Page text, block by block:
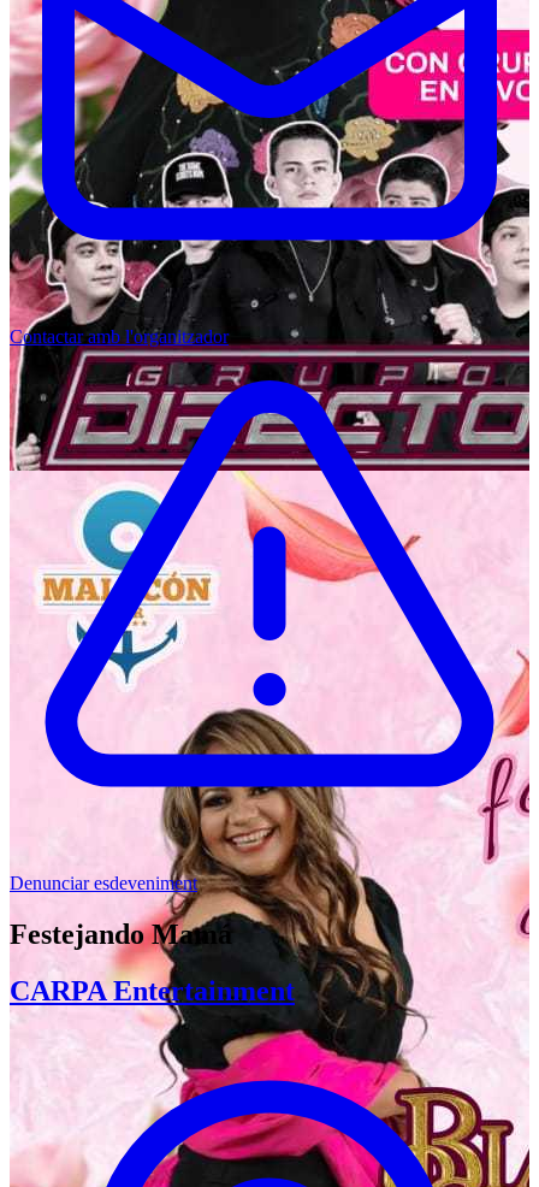
Contactar amb l'organitzador
Denunciar esdeveniment
Festejando Mamá
CARPA Entertainment